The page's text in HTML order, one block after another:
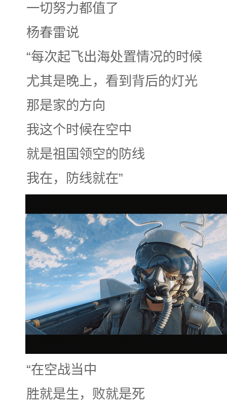
一切努力都值了
杨春雷说
“每次起飞出海处置情况的时候
尤其是晚上，看到背后的灯光
那是家的方向
我这个时候在空中
就是祖国领空的防线
我在，防线就在”
“在空战当中
胜就是生，败就是死